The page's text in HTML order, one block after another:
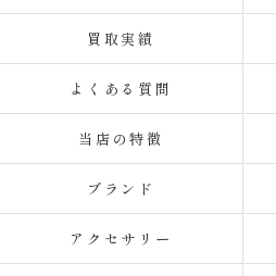
買取実績
よくある質問
当店の特徴
ブランド
アクセサリー